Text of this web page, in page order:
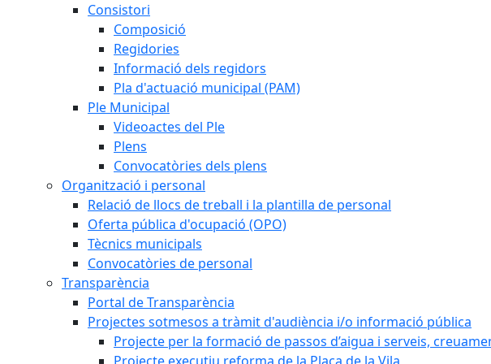
Consistori
Composició
Regidories
Informació dels regidors
Pla d'actuació municipal (PAM)
Ple Municipal
Videoactes del Ple
Plens
Convocatòries dels plens
Organització i personal
Relació de llocs de treball i la plantilla de personal
Oferta pública d'ocupació (OPO)
Tècnics municipals
Convocatòries de personal
Transparència
Portal de Transparència
Projectes sotmesos a tràmit d'audiència i/o informació pública
Projecte per la formació de passos d’aigua i serveis,